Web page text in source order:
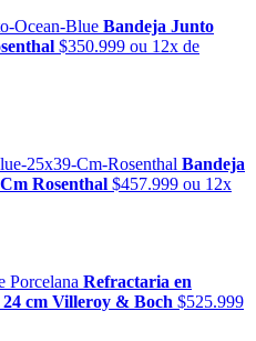
Bandeja Junto
$350.999 ou 12x de
Bandeja
Rosenthal $457.999 ou 12x
Refractaria en
cm Villeroy & Boch $525.999